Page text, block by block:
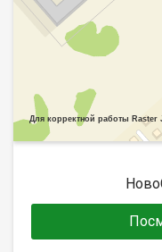
Для корректной работы